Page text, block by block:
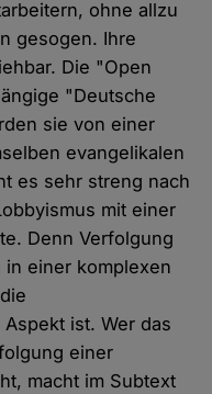
ohne allzu
gesogen. Ihre
Die "Open
"Deutsche
sie von einer
evangelikalen
es sehr streng nach
mit einer
Denn Verfolgung
einer komplexen
ist. Wer das
einer
macht im Subtext